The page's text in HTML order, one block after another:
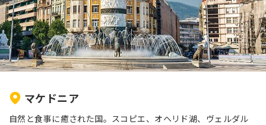
マケドニア
自然と食事に癒された国。スコピエ、オヘリド湖、ヴェルダル